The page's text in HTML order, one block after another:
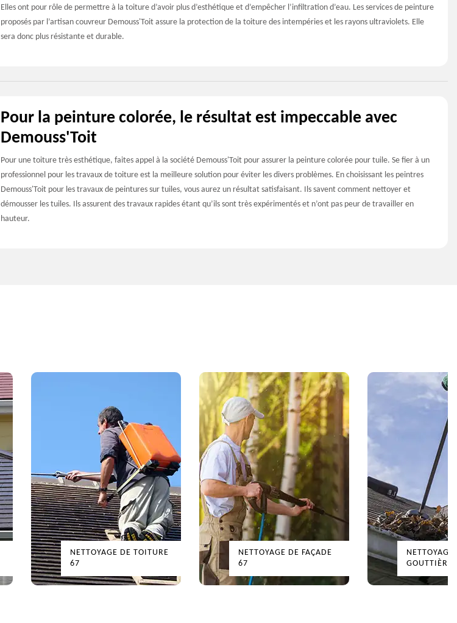
Elles ont pour rôle de permettre à la toiture d’avoir plus d’esthétique et d’empêcher l’infiltration d’eau. Les services de peinture
proposés par l’artisan couvreur Demouss'Toit assure la protection de la toiture des intempéries et les rayons ultraviolets. Elle
sera donc plus résistante et durable.
Pour la peinture colorée, le résultat est impeccable avec
Demouss'Toit
Pour une toiture très esthétique, faites appel à la société Demouss'Toit pour assurer la peinture colorée pour tuile. Se fier à un
professionnel pour les travaux de toiture est la meilleure solution pour éviter les divers problèmes. En choisissant les peintres
Demouss'Toit pour les travaux de peintures sur tuiles, vous aurez un résultat satisfaisant. Ils savent comment nettoyer et
démousser les tuiles. Ils assurent des travaux rapides étant qu’ils sont très expérimentés et n’ont pas peur de travailler en
hauteur.
NETTOYAGE DE TOITURE
67
NETTOYAGE DE FAÇADE
67
NETTOYAGE